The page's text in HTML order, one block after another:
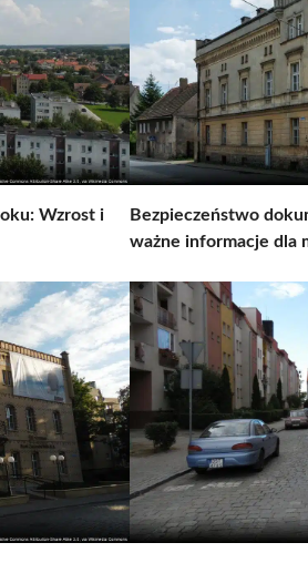
Wzrost i
Bezpieczeństwo
ważne informacje dla